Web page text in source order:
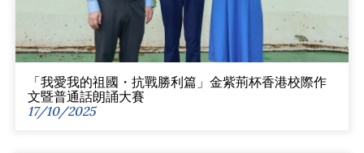
「我愛我的祖國・抗戰勝利篇」金紫荊杯香港校際作
文暨普通話朗誦大賽
17/10/2025